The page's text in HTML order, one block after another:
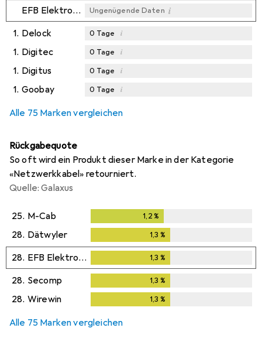
EFB Elektronik Ungenügende Daten i
1. Delock 0 Tage i
1. Digitec 0 Tage i
1. Digitus 0 Tage i
1. Goobay 0 Tage i
Alle 75 Marken vergleichen
Rückgabequote
So oft wird ein Produkt dieser Marke in der Kategorie
«Netzwerkkabel» retourniert.
Quelle: Galaxus
25. M-Cab 1,2 %
28. Dätwyler 1,3 %
28. EFB Elektronik 1,3 %
28. Secomp 1,3 %
28. Wirewin 1,3 %
Alle 75 Marken vergleichen